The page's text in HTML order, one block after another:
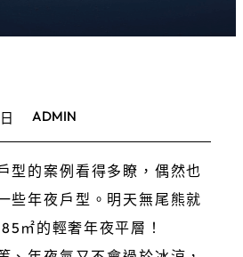
ADMIN
型的案例看得多瞭，偶然也
些年夜戶型。明天無尾熊就
㎡的輕奢年夜平層！